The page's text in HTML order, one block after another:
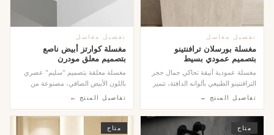
تفصيل مغاسل
مغسلة بورسلان ترافنتينو
بتصميم عمودي بسيط
مغسلة عمودية أنيقة تحاكي جمال حجر
الترافنتينو الطبيعي بألوانه الدافئة، تتميز
بتص...
تفاصيل المنتج ←
تفصيل مغاسل
مغسلة كوارتز أبيض ناصع
بتصميم معلق مودرن
مغسلة معلقة بتصميم "سليم" عصري
باللون الأبيض الصافي، مصنوعة من
الكوارتز المتين ا...
تفاصيل المنتج ←
متاح متاح